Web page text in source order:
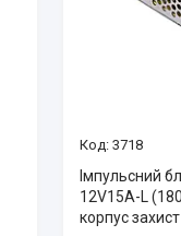
3718
Імпульсний
12V15A-L
корпус